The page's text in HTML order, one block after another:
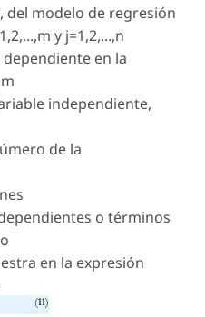
del modelo de regresión
y j=1,2,...,n
en la
independiente,
de la
o términos
en la expresión